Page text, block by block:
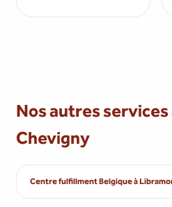
Nos autres
Chevigny
Centre fulfillment Belgique à